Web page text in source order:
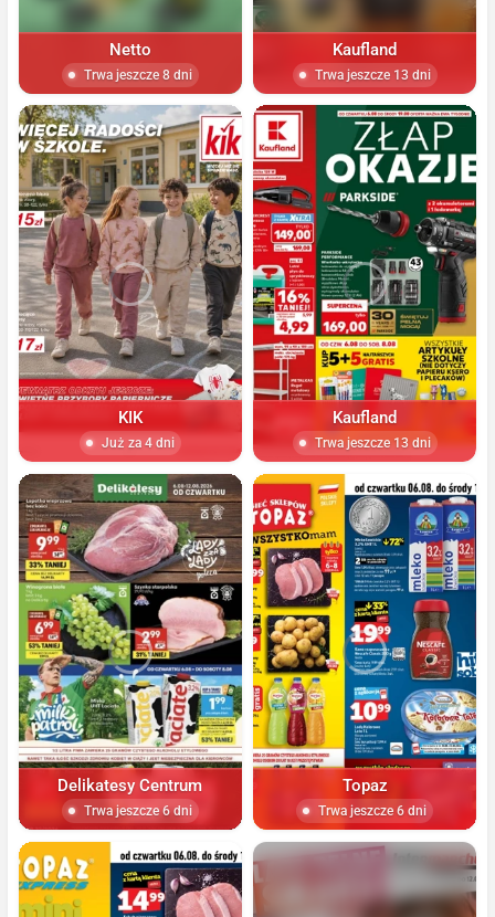
Netto
Trwa jeszcze 8 dni
Kaufland
Trwa jeszcze 13 dni
KIK
Już za 4 dni
Kaufland
Trwa jeszcze 13 dni
Delikatesy Centrum
Trwa jeszcze 6 dni
Topaz
Trwa jeszcze 6 dni